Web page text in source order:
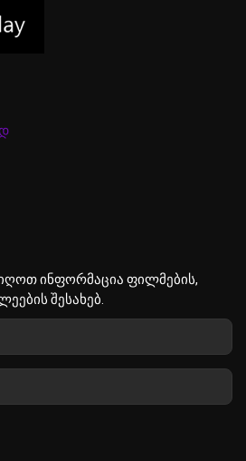
ინფორმაცია ფილმების,
შესახებ.